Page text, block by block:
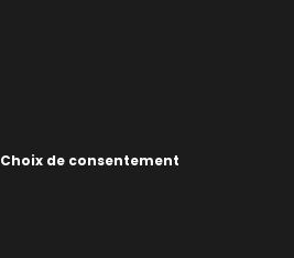
Choix de consentement